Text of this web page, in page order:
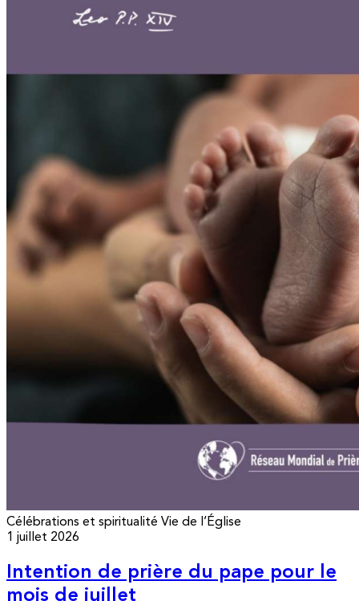
Célébrations et spiritualité Vie de l’Église
1 juillet 2026
Intention de prière du pape pour le
mois de juillet